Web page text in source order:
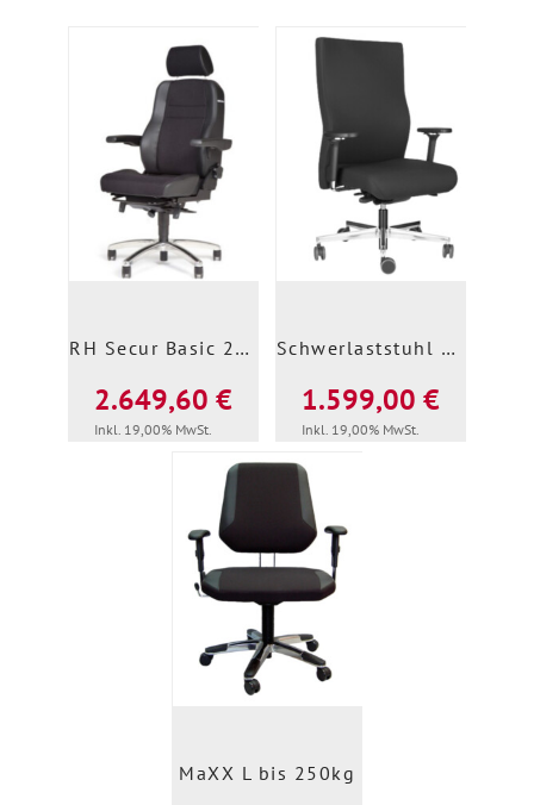
RH Secur Basic 24/7
2.649,60 €
Inkl. 19,00% MwSt.
Schwerlaststuhl bis 200kg
1.599,00 €
Inkl. 19,00% MwSt.
MaXX L bis 250kg